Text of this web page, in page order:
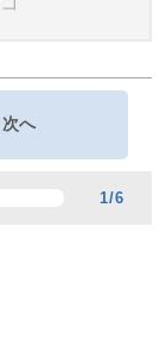
1/6